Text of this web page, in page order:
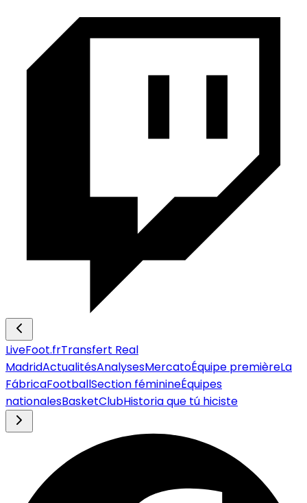
LiveFoot.frTransfert Real
MadridActualitésAnalysesMercatoÉquipe premièreLa
FábricaFootballSection féminineÉquipes
nationalesBasketClubHistoria que tú hiciste